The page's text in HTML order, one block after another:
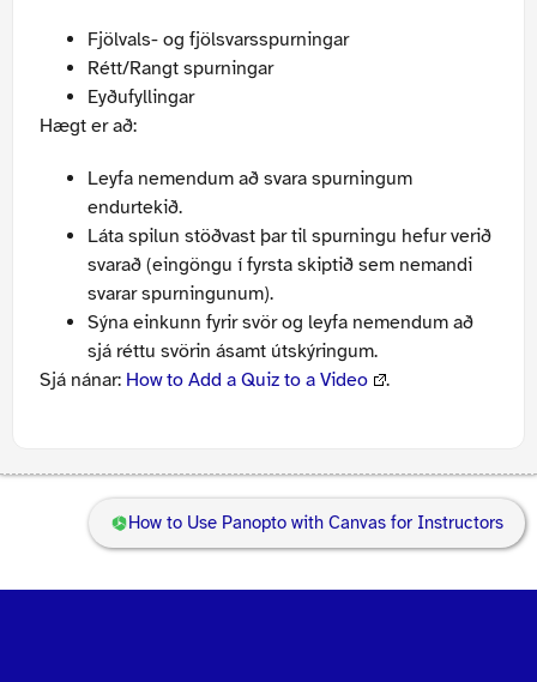
Fjölvals- og fjölsvarsspurningar
Rétt/Rangt spurningar
Eyðufyllingar
Hægt er að:
Leyfa nemendum að svara spurningum
endurtekið.
Láta spilun stöðvast þar til spurningu hefur verið
svarað (eingöngu í fyrsta skiptið sem nemandi
svarar spurningunum).
Sýna einkunn fyrir svör og leyfa nemendum að
sjá réttu svörin ásamt útskýringum.
Sjá nánar: How to Add a Quiz to a Video .
How to Use Panopto with Canvas for Instructors